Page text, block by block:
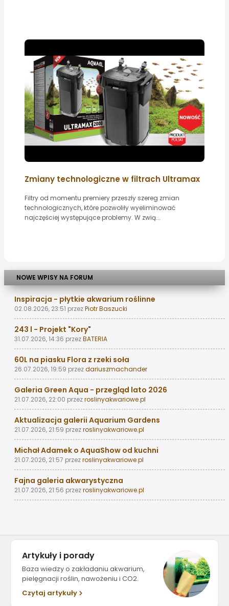
Zmiany technologiczne w filtrach Ultramax
Filtry od momentu premiery przeszły szereg zmian
technologicznych, które pozwoliły wyeliminować
najczęściej występujące problemy. W zwią...
NOWE WPISY NA FORUM
Inspiracja - płytkie akwarium roślinne
02.08.2026, 23:51 przezPiotr Baszucki
243 l - Projekt "Kory"
31.07.2026, 14:36 przezBATERIA
60L na piasku Flora z rzeki soła
26.07.2026, 19:59 przezdariuszmachander
Galeria Green Aqua - przegląd lato 2026
21.07.2026, 22:00 przezroslinyakwariowe.pl
Aktualizacja galerii Aquarium Gardens
21.07.2026, 21:59 przezroslinyakwariowe.pl
Michał Adamek o AquaShow od kuchni
21.07.2026, 21:57 przezroslinyakwariowe.pl
Fajna galeria akwarystyczna
21.07.2026, 21:56 przezroslinyakwariowe.pl
Artykuły i porady
Baza wiedzy o zakładaniu akwarium,
pielęgnacji roślin, nawożeniu i CO2.
Czytaj artykuły